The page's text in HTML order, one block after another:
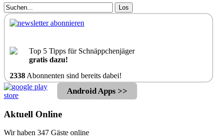
Los
Top 5 Tipps für Schnäppchenjäger
gratis dazu!
2338 Abonnenten sind bereits dabei!
Android Apps >>
Aktuell Online
Wir haben 347 Gäste online